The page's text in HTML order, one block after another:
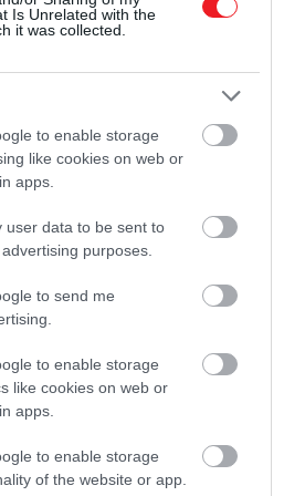
Is Unrelated with the
it was collected.
to enable storage
like cookies on web or
apps.
user data to be sent to
purposes.
to send me
to enable storage
like cookies on web or
apps.
to enable storage
of the website or app.
Images
köszönheti